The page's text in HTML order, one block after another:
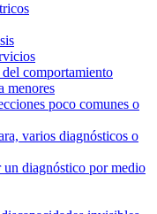
comportamiento
menores
poco comunes o
varios diagnósticos o
un diagnóstico por medio